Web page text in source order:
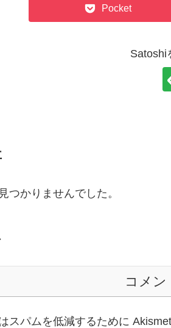
Pocket
Satoshi
つかりませんでした。
コメン
スパムを低減するために